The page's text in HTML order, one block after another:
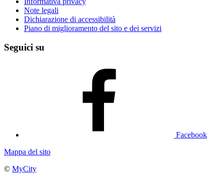
Note legali
Dichiarazione di accessibilità
Piano di miglioramento del sito e dei servizi
Seguici su
Facebook
Mappa del sito
© MyCity